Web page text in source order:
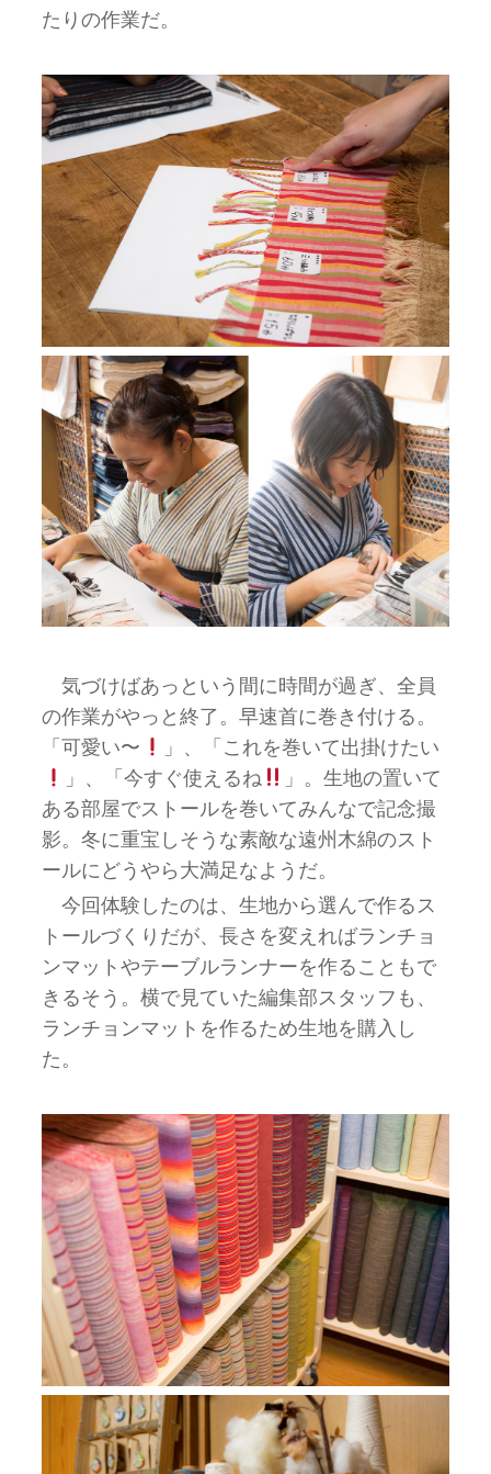
たりの作業だ。
気づけばあっという間に時間が過ぎ、全員
の作業がやっと終了。早速首に巻き付ける。
「可愛い〜
」、「これを巻いて出掛けたい
」、「今すぐ使えるね
」。生地の置いて
ある部屋でストールを巻いてみんなで記念撮
影。冬に重宝しそうな素敵な遠州木綿のスト
ールにどうやら大満足なようだ。
今回体験したのは、生地から選んで作るス
トールづくりだが、長さを変えればランチョ
ンマットやテーブルランナーを作ることもで
きるそう。横で見ていた編集部スタッフも、
ランチョンマットを作るため生地を購入し
た。